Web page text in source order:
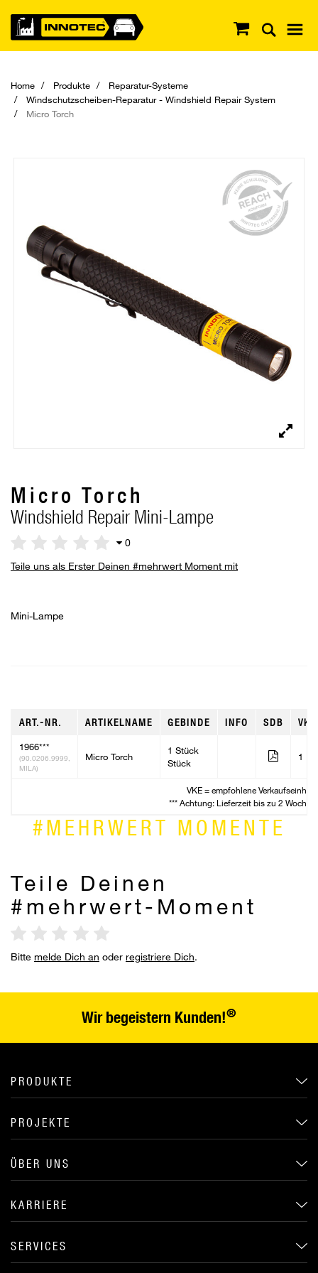
Home Produkte
Reparatur-Systeme
Windschutzscheiben-Reparatur - Windshield Repair System
Micro Torch
Micro Torch
Windshield Repair Mini-Lampe
0
Teile uns als Erster Deinen #mehrwert Moment mit
Mini-Lampe
ART.-NR. ARTIKELNAME GEBINDE INFO SDB VKE
1966***
(90.0206.9999,
MILA)
Micro Torch
1 Stück
Stück
1
VKE = empfohlene Verkaufseinheit
*** Achtung: Lieferzeit bis zu 2 Wochen
#MEHRWERT MOMENTE
Teile Deinen
#mehrwert-Moment
Bitte melde Dich an oder registriere Dich.
Wir begeistern Kunden!®
PRODUKTE
PROJEKTE
ÜBER UNS
KARRIERE
SERVICES